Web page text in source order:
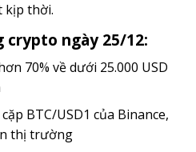
kịp thời.
ngày 25/12:
70% về dưới 25.000 USD
BTC/USD1 của Binance,
thị trường